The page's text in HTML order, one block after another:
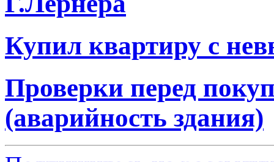
Купил квартиру с
Проверки перед
(аварийность здания)